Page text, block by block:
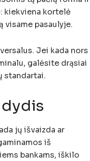
kiekviena kortelė
pasaulyje.
Jei kada nors
galėsite drąsiai
standartai.
jų išvaizda ar
iš
bankams, iškilo